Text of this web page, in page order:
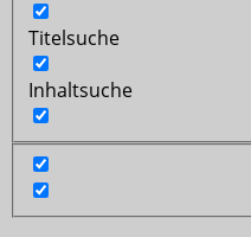
Titelsuche
Inhaltsuche